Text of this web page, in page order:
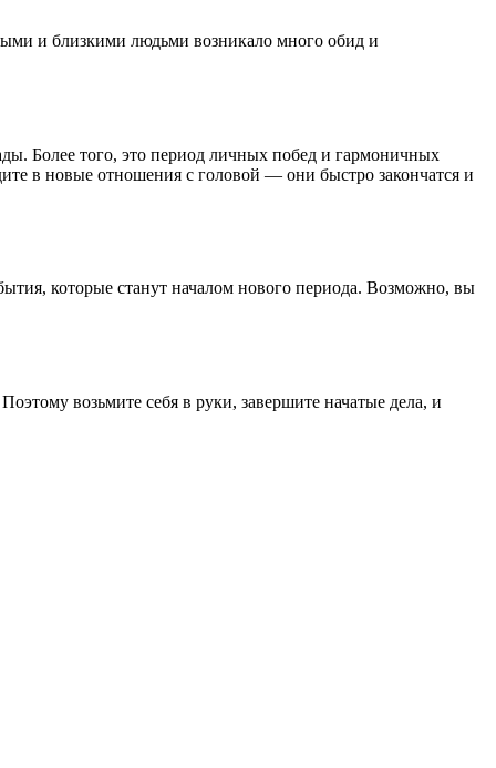
и близкими людьми возникало много обид и
Более того, это период личных побед и гармоничных
в новые отношения с головой — они быстро закончатся и
которые станут началом нового периода. Возможно, вы
возьмите себя в руки, завершите начатые дела, и